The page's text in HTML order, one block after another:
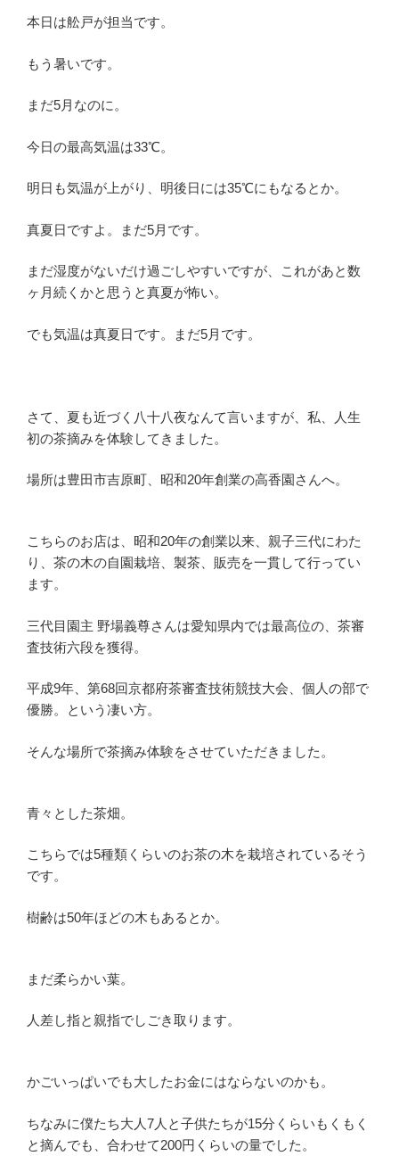
本日は舩戸が担当です。
もう暑いです。
まだ5月なのに。
今日の最高気温は33℃。
明日も気温が上がり、明後日には35℃にもなるとか。
真夏日ですよ。まだ5月です。
まだ湿度がないだけ過ごしやすいですが、これがあと数
ヶ月続くかと思うと真夏が怖い。
でも気温は真夏日です。まだ5月です。
さて、夏も近づく八十八夜なんて言いますが、私、人生
初の茶摘みを体験してきました。
場所は豊田市吉原町、昭和20年創業の高香園さんへ。
こちらのお店は、昭和20年の創業以来、親子三代にわた
り、茶の木の自園栽培、製茶、販売を一貫して行ってい
ます。
三代目園主 野場義尊さんは愛知県内では最高位の、茶審
査技術六段を獲得。
平成9年、第68回京都府茶審査技術競技大会、個人の部で
優勝。という凄い方。
そんな場所で茶摘み体験をさせていただきました。
青々とした茶畑。
こちらでは5種類くらいのお茶の木を栽培されているそう
です。
樹齢は50年ほどの木もあるとか。
まだ柔らかい葉。
人差し指と親指でしごき取ります。
かごいっぱいでも大したお金にはならないのかも。
ちなみに僕たち大人7人と子供たちが15分くらいもくもく
と摘んでも、合わせて200円くらいの量でした。